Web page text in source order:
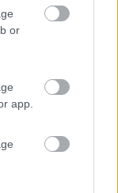
or
app.
forum,fatto
info. Chi non
Per fortuna c'è
che c'è chi non è
Grande
cosa.